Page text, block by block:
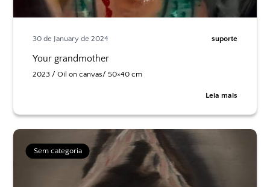
30 de January de 2024 suporte
Your grandmother
2023 / Oil on canvas/ 50×40 cm
Leia mais
Sem categoria